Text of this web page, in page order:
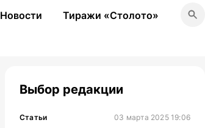
Новости Тиражи «Столото»
Выбор редакции
Статьи 03 марта 2025 19:06